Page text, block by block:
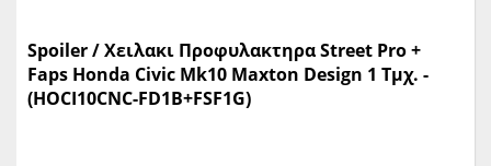
Spoiler / Χειλακι Προφυλακτηρα Street Pro +
Faps Honda Civic Mk10 Maxton Design 1 Τμχ. -
(HOCI10CNC-FD1B+FSF1G)